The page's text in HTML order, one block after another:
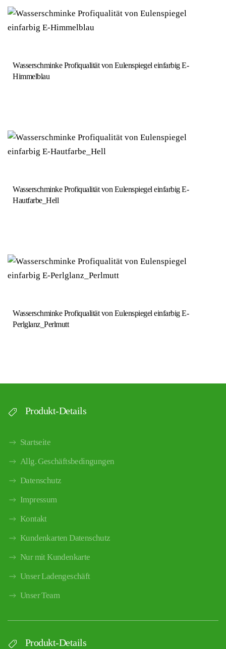
Wasserschminke Profiqualität von Eulenspiegel einfarbig E-
Himmelblau
Wasserschminke Profiqualität von Eulenspiegel einfarbig E-
Hautfarbe_Hell
Wasserschminke Profiqualität von Eulenspiegel einfarbig E-
Perlglanz_Perlmutt
Produkt-Details
Startseite
Allg. Geschäftsbedingungen
Datenschutz
Impressum
Kontakt
Kundenkarten Datenschutz
Nur mit Kundenkarte
Unser Ladengeschäft
Unser Team
Produkt-Details